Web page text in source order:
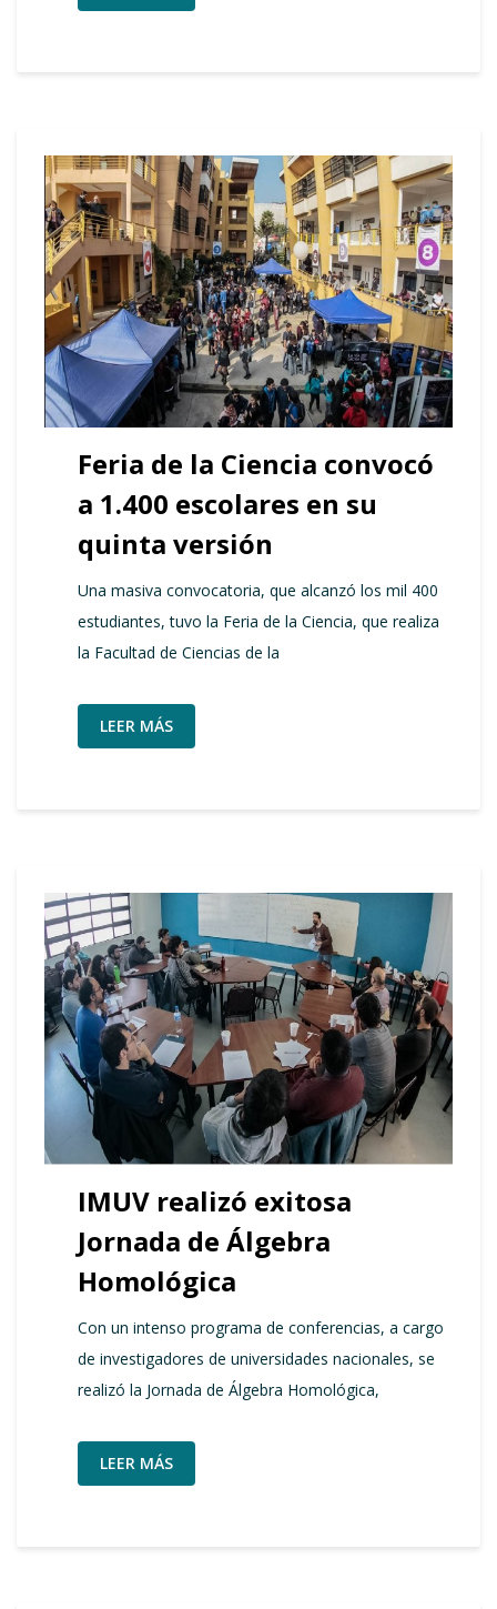
Feria de la Ciencia convocó
a 1.400 escolares en su
quinta versión
Una masiva convocatoria, que alcanzó los mil 400
estudiantes, tuvo la Feria de la Ciencia, que realiza
la Facultad de Ciencias de la
LEER MÁS
IMUV realizó exitosa
Jornada de Álgebra
Homológica
Con un intenso programa de conferencias, a cargo
de investigadores de universidades nacionales, se
realizó la Jornada de Álgebra Homológica,
LEER MÁS